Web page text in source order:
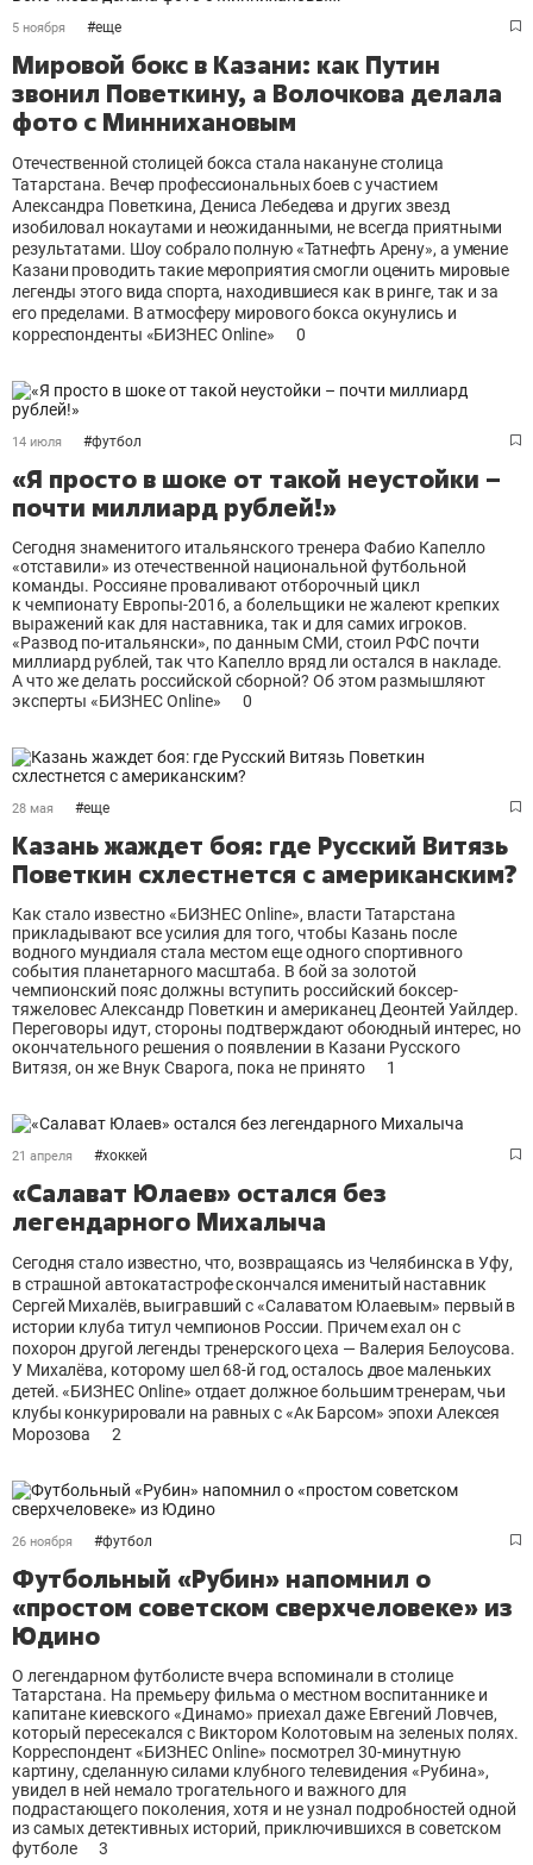
5 ноября #еще
Мировой бокс в Казани: как Путин
звонил Поветкину, а Волочкова делала
фото с Миннихановым
Отечественной столицей бокса стала накануне столица
Татарстана. Вечер профессиональных боев с участием
Александра Поветкина, Дениса Лебедева и других звезд
изобиловал нокаутами и неожиданными, не всегда приятными
результатами. Шоу собрало полную «Татнефть Арену», а умение
Казани проводить такие мероприятия смогли оценить мировые
легенды этого вида спорта, находившиеся как в ринге, так и за
его пределами. В атмосферу мирового бокса окунулись и
корреспонденты «БИЗНЕС Online»
0
14 июля #футбол
«Я просто в шоке от такой неустойки –
почти миллиард рублей!»
Сегодня знаменитого итальянского тренера Фабио Капелло
«отставили» из отечественной национальной футбольной
команды. Россияне проваливают отборочный цикл
к чемпионату Европы-2016, а болельщики не жалеют крепких
выражений как для наставника, так и для самих игроков.
«Развод по-итальянски», по данным СМИ, стоил РФС почти
миллиард рублей, так что Капелло вряд ли остался в накладе.
А что же делать российской сборной? Об этом размышляют
эксперты «БИЗНЕС Online»
0
28 мая #еще
Казань жаждет боя: где Русский Витязь
Поветкин схлестнется с американским?
Как стало известно «БИЗНЕС Online», власти Татарстана
прикладывают все усилия для того, чтобы Казань после
водного мундиаля стала местом еще одного спортивного
события планетарного масштаба. В бой за золотой
чемпионский пояс должны вступить российский боксер-
тяжеловес Александр Поветкин и американец Деонтей Уайлдер.
Переговоры идут, стороны подтверждают обоюдный интерес, но
окончательного решения о появлении в Казани Русского
Витязя, он же Внук Сварога, пока не принято
1
21 апреля #хоккей
«Салават Юлаев» остался без
легендарного Михалыча
Сегодня стало известно, что, возвращаясь из Челябинска в Уфу,
в страшной автокатастрофе скончался именитый наставник
Сергей Михалёв, выигравший с «Салаватом Юлаевым» первый в
истории клуба титул чемпионов России. Причем ехал он с
похорон другой легенды тренерского цеха — Валерия Белоусова.
У Михалёва, которому шел 68-й год, осталось двое маленьких
детей. «БИЗНЕС Online» отдает должное большим тренерам, чьи
клубы конкурировали на равных с «Ак Барсом» эпохи Алексея
Морозова
2
26 ноября #футбол
Футбольный «Рубин» напомнил о
«простом советском сверхчеловеке» из
Юдино
О легендарном футболисте вчера вспоминали в столице
Татарстана. На премьеру фильма о местном воспитаннике и
капитане киевского «Динамо» приехал даже Евгений Ловчев,
который пересекался с Виктором Колотовым на зеленых полях.
Корреспондент «БИЗНЕС Online» посмотрел 30-минутную
картину, сделанную силами клубного телевидения «Рубина»,
увидел в ней немало трогательного и важного для
подрастающего поколения, хотя и не узнал подробностей одной
из самых детективных историй, приключившихся в советском
футболе
3